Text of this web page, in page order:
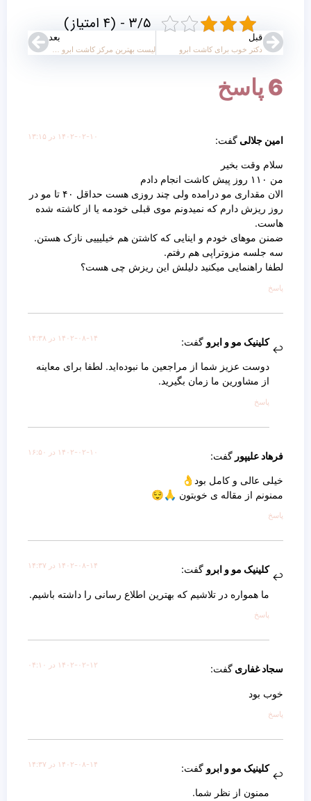
۳/۵ - (۴ امتیاز)
قبل
دکتر خوب برای کاشت ابرو
بعد
6 پاسخ
امین جلالی گفت: ۱۴۰۲-۰۲-۱۰ در ۱۳:۱۵
سلام وقت بخیر
من ۱۱۰ روز پیش کاشت انجام دادم
الان مقداری مو درامده ولی چند روزی هست حداقل ۴۰ تا مو در
روز ریزش دارم که نمیدونم موی قبلی خودمه یا از کاشته شده
هاست.
ضمنن موهای خودم و اینایی که کاشتن هم خیلیییی نازک هستن.
سه جلسه مزوتراپی هم رفتم.
لطفا راهنمایی میکنید دلیلش این ریزش چی هست؟
پاسخ
کلینیک مو و ابرو گفت: ۱۴۰۲-۰۸-۱۴ در ۱۴:۳۸
دوست عزیز شما از مراجعین ما نبوده‌اید. لطفا برای معاینه
از مشاورین ما زمان بگیرید.
پاسخ
فرهاد علیپور گفت: ۱۴۰۲-۰۲-۱۰ در ۱۶:۵۰
خیلی عالی و کامل بود👌
ممنونم از مقاله ی خوبتون 🙏😌
پاسخ
کلینیک مو و ابرو گفت: ۱۴۰۲-۰۸-۱۴ در ۱۴:۳۷
ما همواره در تلاشیم که بهترین اطلاع رسانی را داشته باشیم.
پاسخ
سجاد غفاری گفت: ۱۴۰۲-۰۲-۱۲ در ۰۴:۱۰
خوب بود
پاسخ
کلینیک مو و ابرو گفت: ۱۴۰۲-۰۸-۱۴ در ۱۴:۳۷
ممنون از نظر شما.